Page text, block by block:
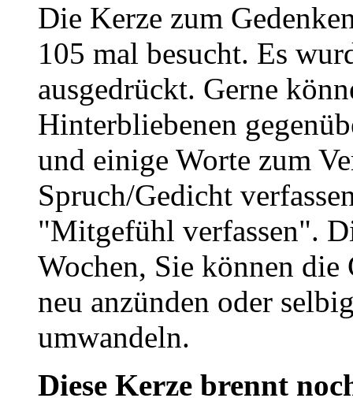
Die Kerze zum
105 mal besucht. Es
ausgedrückt. Gerne
Hinterbliebenen
und einige Worte zum
Spruch/Gedicht
"Mitgefühl verfassen".
Wochen, Sie können die
neu anzünden oder
umwandeln.
Diese Kerze brennt